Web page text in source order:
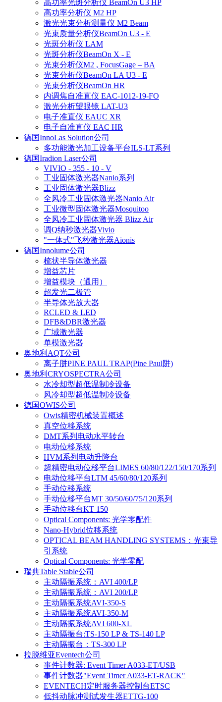
高功率光斑分析仪 BeamOn U3 HP
高功率分析仪 M2 HP
激光光束分析测量仪 M2 Beam
光束质量分析仪BeamOn U3 - E
光斑分析仪 LAM
光斑分析仪BeamOn X - E
光束分析仪M2 , FocusGage – BA
光束分析仪BeamOn LA U3 - E
光束分析仪BeamOn HR
内调焦自准直仪 EAC-1012-19-FO
激光分析望眼镜 LAT-U3
电子准直仪 EAUC XR
电子自准直仪 EAC HR
德国InnoLas Solution公司
多功能激光加工设备平台ILS-LT系列
德国Iradion Laser公司
VIVIO - 355 - 10 - V
工业固体激光器Nanio系列
工业固体激光器Blizz
全风冷工业固体激光器Nanio Air
工业微型固体激光器Mosquitoo
全风冷工业固体激光器 Blizz Air
调Q纳秒激光器Vivio
"一体式"飞秒激光器Aionis
德国Innolume公司
梳状半导体激光器
增益芯片
增益模块（通用）
超发光二极管
半导体光放大器
RCLED & LED
DFB&DBR激光器
广域激光器
单模激光器
奥地利AQT公司
离子肼PINE PAUL TRAP(Pine Paul阱)
奥地利CRYOSPECTRA公司
水冷却型超低温制冷设备
风冷却型超低温制冷设备
德国OWIS公司
Owis精密机械装置概述
真空位移系统
DMT系列电动水平转台
电动位移系统
HVM系列电动升降台
超精密电动位移平台LIMES 60/80/122/150/170系列
电动位移平台LTM 45/60/80/120系列
手动位移系统
手动位移平台MT 30/50/60/75/120系列
手动位移台KT 150
Optical Components: 光学零配件
Nano-Hybrid位移系统
OPTICAL BEAM HANDLING SYSTEMS：光束导
引系统
Optical Components: 光学零配
瑞典Table Stable公司
主动隔振系统：AVI 400/LP
主动隔振系统：AVI 200/LP
主动隔振系统AVI-350-S
主动隔振系统AVI-350-M
主动隔振系统AVI 600-XL
主动隔振台:TS-150 LP & TS-140 LP
主动隔振台：TS-300 LP
拉脱维亚Eventech公司
事件计数器: Event Timer A033-ET/USB
事件计数器"Event Timer A033-ET-RACK"
EVENTECH定时服务器控制台ETSC
低抖动脉冲测试发生器ETTG-100